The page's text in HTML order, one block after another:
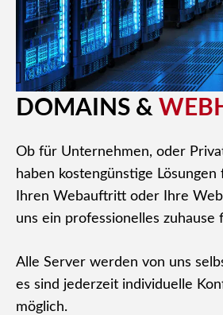
DOMAINS &
Ob für Unternehmen, oder
haben kostengünstige Lösungen
Ihren Webauftritt oder Ihre
uns ein professionelles zuhause
Alle Server werden von uns
es sind jederzeit individuelle
möglich.